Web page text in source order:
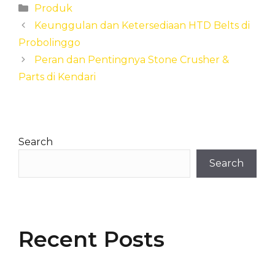
Categories
Produk
Keunggulan dan Ketersediaan HTD Belts di
Probolinggo
Peran dan Pentingnya Stone Crusher &
Parts di Kendari
Search
Search
Recent Posts